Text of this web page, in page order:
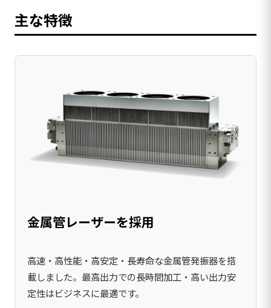
主な特徴
金属管レーザーを採用
高速・高性能・高安定・長寿命な金属管発振器を搭
載しました。最高出力での長時間加工・高い出力安
定性はビジネスに最適です。